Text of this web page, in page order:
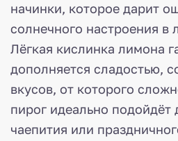
начинки, которое дарит
солнечного настроения в
Лёгкая кислинка лимона
дополняется сладостью,
вкусов, от которого
пирог идеально подойдёт
чаепития или